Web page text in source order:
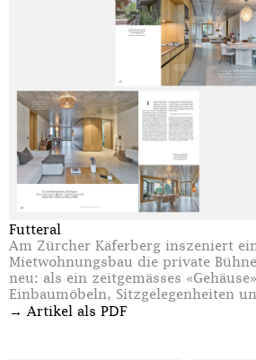
Futteral
Am Zürcher Käferberg inszeniert
Mietwohnungsbau die private
neu: als ein zeitgemässes
Einbaumöbeln, Sitzgelegenheiten
→ Artikel als PDF